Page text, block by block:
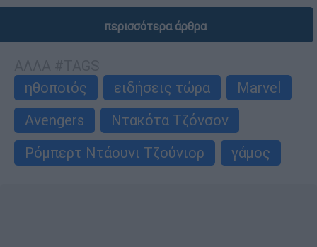
περισσότερα άρθρα
ηθοποιός
ειδήσεις τώρα
Marvel
Avengers
Ντακότα Τζόνσον
Ρόμπερτ Ντάουνι Τζούνιορ
γάμος